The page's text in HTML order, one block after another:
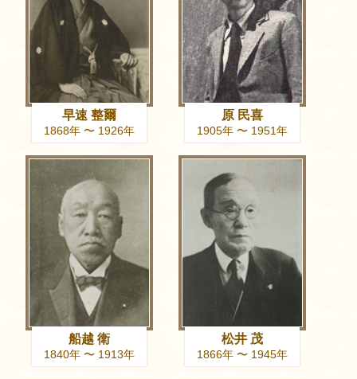
早速 整爾
1868年 〜 1926年
原 民喜
1905年 〜 1951年
船越 衛
1840年 〜 1913年
松井 茂
1866年 〜 1945年